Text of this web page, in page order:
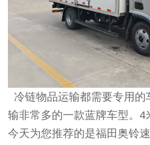
冷链物品运输都需要专用的
输非常多的一款蓝牌车型。4
今天为您推荐的是福田奥铃